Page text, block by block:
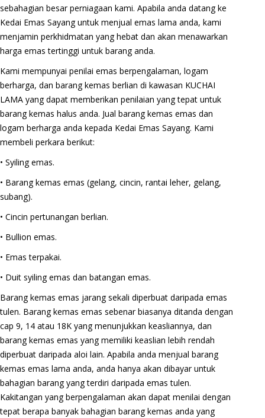
sebahagian besar perniagaan kami. Apabila anda datang ke
Kedai Emas Sayang untuk menjual emas lama anda, kami
menjamin perkhidmatan yang hebat dan akan menawarkan
harga emas tertinggi untuk barang anda.
Kami mempunyai penilai emas berpengalaman, logam
berharga, dan barang kemas berlian di kawasan KUCHAI
LAMA yang dapat memberikan penilaian yang tepat untuk
barang kemas halus anda. Jual barang kemas emas dan
logam berharga anda kepada Kedai Emas Sayang. Kami
membeli perkara berikut:
• Syiling emas.
• Barang kemas emas (gelang, cincin, rantai leher, gelang,
subang).
• Cincin pertunangan berlian.
• Bullion emas.
• Emas terpakai.
• Duit syiling emas dan batangan emas.
Barang kemas emas jarang sekali diperbuat daripada emas
tulen. Barang kemas emas sebenar biasanya ditanda dengan
cap 9, 14 atau 18K yang menunjukkan keasliannya, dan
barang kemas emas yang memiliki keaslian lebih rendah
diperbuat daripada aloi lain. Apabila anda menjual barang
kemas emas lama anda, anda hanya akan dibayar untuk
bahagian barang yang terdiri daripada emas tulen.
Kakitangan yang berpengalaman akan dapat menilai dengan
tepat berapa banyak bahagian barang kemas anda yang